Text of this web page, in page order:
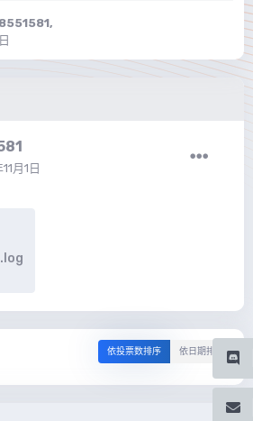
,
月1日
依投票数排序 依日期排序